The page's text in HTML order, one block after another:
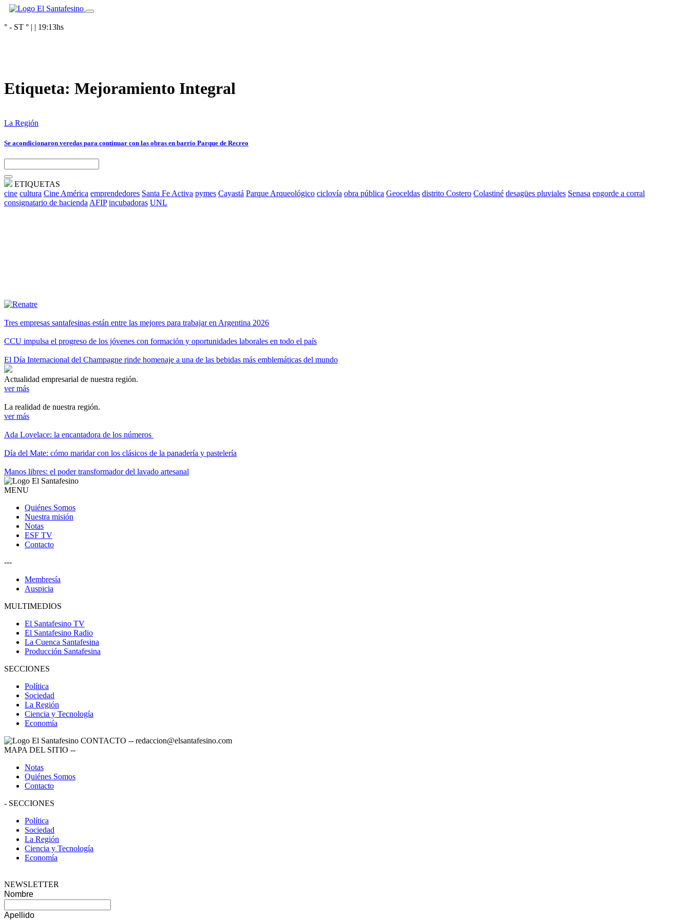
° - ST ° | | 19:13hs
Etiqueta: Mejoramiento Integral
La Región
Se acondicionaron veredas para continuar con las obras en barrio Parque de Recreo
ETIQUETAS
cine cultura Cine América emprendedores Santa Fe Activa pymes Cayastá Parque Arqueológico ciclovía obra pública Geoceldas distrito Costero Colastiné desagües pluviales Senasa engorde a corral
consignatario de hacienda AFIP incubadoras UNL
Tres empresas santafesinas están entre las mejores para trabajar en Argentina 2026
CCU impulsa el progreso de los jóvenes con formación y oportunidades laborales en todo el país
El Día Internacional del Champagne rinde homenaje a una de las bebidas más emblemáticas del mundo
Actualidad empresarial de nuestra región.
ver más
La realidad de nuestra región.
ver más
Ada Lovelace: la encantadora de los números
Día del Mate: cómo maridar con los clásicos de la panadería y pastelería
Manos libres: el poder transformador del lavado artesanal
MENU
Quiénes Somos
Nuestra misión
Notas
ESF TV
Contacto
---
Membresía
Auspicia
MULTIMEDIOS
El Santafesino TV
El Santafesino Radio
La Cuenca Santafesina
Producción Santafesina
SECCIONES
Política
Sociedad
La Región
Ciencia y Tecnología
Economía
CONTACTO -- redaccion@elsantafesino.com
MAPA DEL SITIO --
Notas
Quiénes Somos
Contacto
- SECCIONES
Política
Sociedad
La Región
Ciencia y Tecnología
Economía
NEWSLETTER
Nombre
Apellido